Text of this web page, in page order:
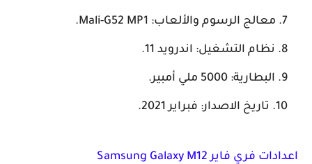
معالج الرسوم والألعاب: Mali-G52 MP1.
نظام التشغيل: اندرويد 11.
البطارية: 5000 ملي أمبير.
تاريخ الاصدار: فبراير 2021.
اعدادات فري فاير Samsung Galaxy M12